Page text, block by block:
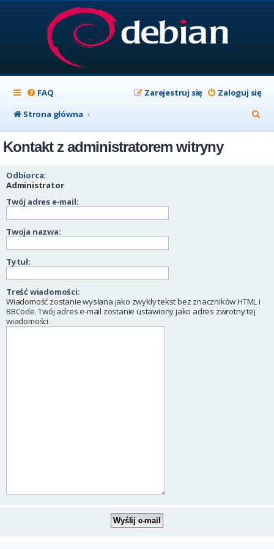
FAQ Zaloguj się
Zarejestruj się
Strona główna
z
Kontakt z administratorem witryny
Odbiorca:
Administrator
Twój adres e-mail:
Twoja nazwa:
Tytuł:
Treść wiadomości:
Wiadomość zostanie wysłana jako zwykły tekst bez znaczników HTML i
BBCode. Twój adres e-mail zostanie ustawiony jako adres zwrotny tej
wiadomości.